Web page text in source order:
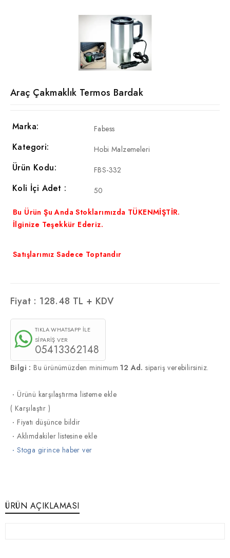
Araç Çakmaklık Termos Bardak
Marka: Fabess
Kategori: Hobi Malzemeleri
Ürün Kodu: FBS-332
Koli İçi Adet : 50
Bu Ürün Şu Anda Stoklarımızda TÜKENMİŞTİR.
İlginize Teşekkür Ederiz.
Satışlarımız Sadece Toptandır
Fiyat : 128.48 TL + KDV
TIKLA WHATSAPP İLE
SİPARİŞ VER
05413362148
Bilgi : Bu ürünümüzden minimum12 Ad. sipariş verebilirsiniz.
·Ürünü karşılaştırma listeme ekle
( Karşılaştır )
·Fiyatı düşünce bildir
·Aklımdakiler listesine ekle
·Stoga girince haber ver
ÜRÜN AÇIKLAMASI